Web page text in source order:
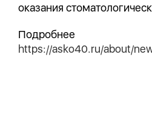
оказания
Подробнее
https://asko40.ru/about/